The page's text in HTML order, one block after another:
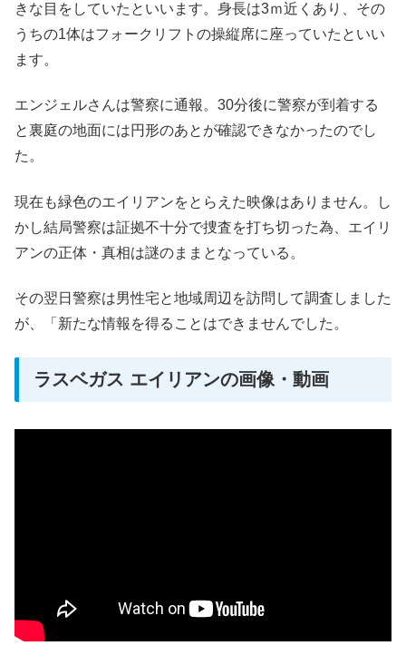
きな目をしていたといいます。身長は3ｍ近くあり、その
うちの1体はフォークリフトの操縦席に座っていたといい
ます。
エンジェルさんは警察に通報。30分後に警察が到着する
と裏庭の地面には円形のあとが確認できなかったのでし
た。
現在も緑色のエイリアンをとらえた映像はありません。し
かし結局警察は証拠不十分で捜査を打ち切った為、エイリ
アンの正体・真相は謎のままとなっている。
その翌日警察は男性宅と地域周辺を訪問して調査しました
が、「新たな情報を得ることはできませんでした。
ラスベガス エイリアンの画像・動画